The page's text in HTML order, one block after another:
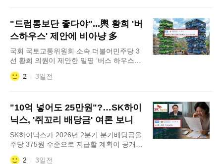
독차지하지 마세요. 생각지도 못한 적이 생
길 수 있어요. 96년생 -
"드럼통보단 좋다야"...輿 황희 '버
스하우스' 제안에 비아냥 多
국회 국토교통위원회 소속 더불어민주당 3
선 황희 의원이 제안한 일명 ‘버스 하우스
(Bus House)’ 구상이 온라인 커뮤니티에서
거센 논란을 일으키고 있다. 황 의원은 7일
있는 것을 본적이 있다”며 우리나라에도 버
스 하우스(bus house)를 적용하자고 제안했
다. 그는 &ldq
2 3일전
"10억 넣어도 25만원"?…SK하이
닉스, '쥐꼬리 배당금' 여론 보니
SK하이닉스가 2026년 2분기 분기배당금을
주당 375원 수준으로 지급할 계획이 공개되
면서 개인 투자자들의 불만이 폭발하고 있
2 3일전